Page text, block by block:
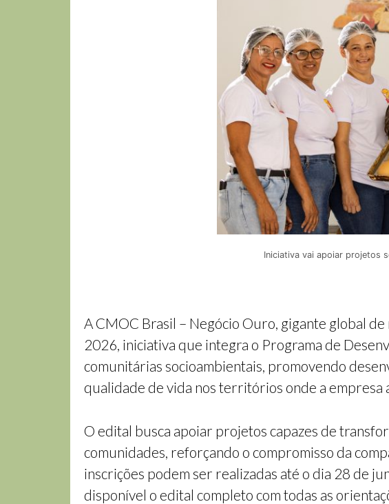
Iniciativa vai apoiar projetos
A CMOC Brasil – Negócio Ouro, gigante global
2026, iniciativa que integra o Programa de
comunitárias socioambientais, promovendo
qualidade de vida nos territórios onde a empresa
O edital busca apoiar projetos capazes de
comunidades, reforçando o compromisso da
inscrições podem ser realizadas até o dia 28 de
disponível o edital completo com todas as